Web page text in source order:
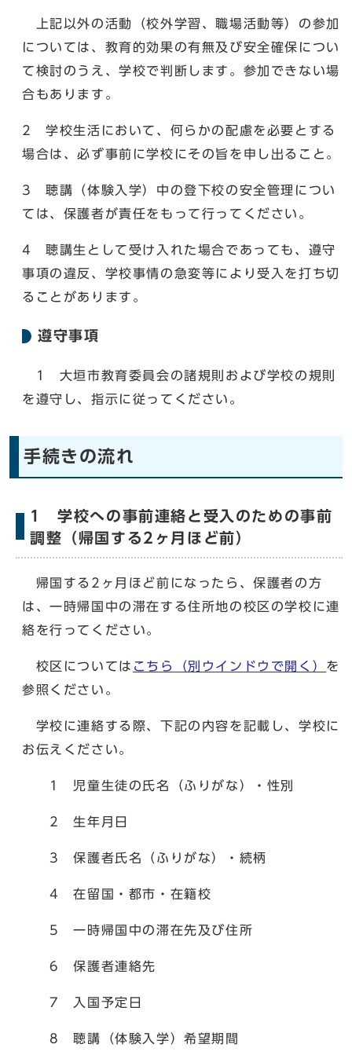
上記以外の活動（校外学習、職場活動等）の参加
については、教育的効果の有無及び安全確保につい
て検討のうえ、学校で判断します。参加できない場
合もあります。
2 学校生活において、何らかの配慮を必要とする
場合は、必ず事前に学校にその旨を申し出ること。
3 聴講（体験入学）中の登下校の安全管理につい
ては、保護者が責任をもって行ってください。
4 聴講生として受け入れた場合であっても、遵守
事項の違反、学校事情の急変等により受入を打ち切
ることがあります。
遵守事項
1 大垣市教育委員会の諸規則および学校の規則
を遵守し、指示に従ってください。
手続きの流れ
1 学校への事前連絡と受入のための事前
調整（帰国する2ヶ月ほど前）
帰国する2ヶ月ほど前になったら、保護者の方
は、一時帰国中の滞在する住所地の校区の学校に連
絡を行ってください。
校区については こちら （別ウインドウで開く） を
参照ください。
学校に連絡する際、下記の内容を記載し、学校に
お伝えください。
1 児童生徒の氏名（ふりがな）・性別
2 生年月日
3 保護者氏名（ふりがな）・続柄
4 在留国・都市・在籍校
5 一時帰国中の滞在先及び住所
6 保護者連絡先
7 入国予定日
8 聴講（体験入学）希望期間